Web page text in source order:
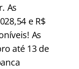
As
e R$
As
até 13 de